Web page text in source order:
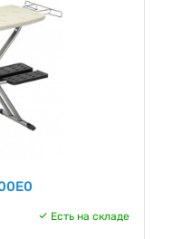
Есть на складе